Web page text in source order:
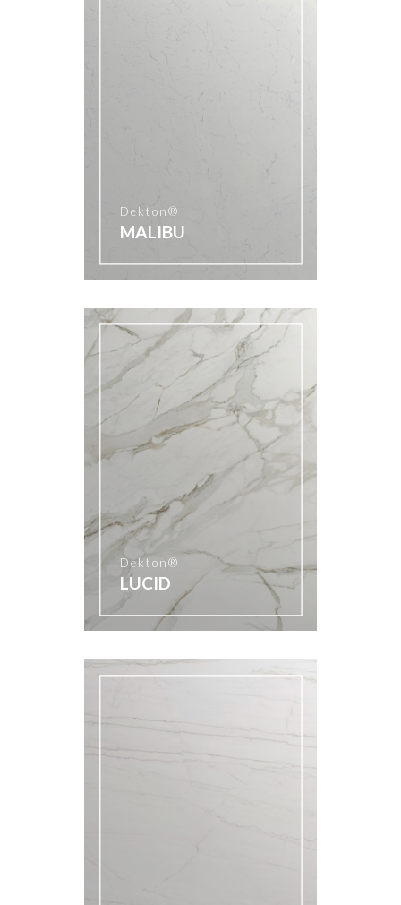
Dekton®
MALIBU
Dekton®
LUCID